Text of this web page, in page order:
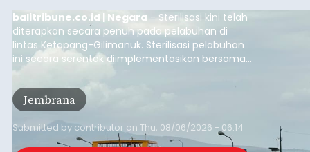
balitribune.co.id | Negara - Sterilisasi kini telah
diterapkan secara penuh pada pelabuhan di
lintas Ketapang-Gilimanuk. Sterilisasi pelabuhan
ini secara serentak diimplementasikan bersama
empat pelabuhan utama lainnya, yakni
Pelabuhan Merak, Bakauheni, Kayangan, dan
Lembar pada Rabu (5/8/2026).
Jembrana
Submitted by contributor on Thu, 08/06/2026 - 06:14